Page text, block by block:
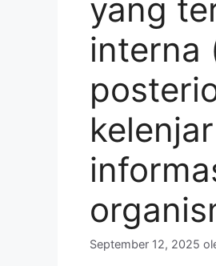
yang
interna
September 12, 2025